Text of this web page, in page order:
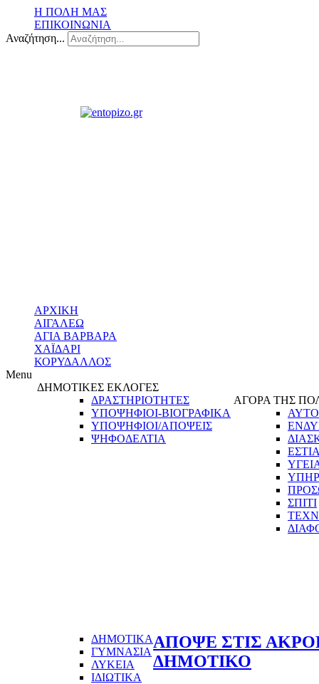
Η ΠΟΛΗ ΜΑΣ
ΕΠΙΚΟΙΝΩΝΙΑ
Αναζήτηση...
ΑΡΧΙΚΗ
ΑΙΓΑΛΕΩ
ΑΓΙΑ ΒΑΡΒΑΡΑ
ΧΑΪΔΑΡΙ
ΚΟΡΥΔΑΛΛΟΣ
Menu
ΔΗΜΟΤΙΚΕΣ ΕΚΛΟΓΕΣ
ΔΡΑΣΤΗΡΙΟΤΗΤΕΣ
ΥΠΟΨΗΦΙΟΙ-ΒΙΟΓΡΑΦΙΚΑ
ΥΠΟΨΗΦΙΟΙ/ΑΠΟΨΕΙΣ
ΨΗΦΟΔΕΛΤΙΑ
ΑΓΟΡΑ ΤΗΣ
ΣΠΙΤΙ
ΔΗΜΟΤΙΚΑ
ΓΥΜΝΑΣΙΑ
ΛΥΚΕΙΑ
ΙΔΙΩΤΙΚΑ
ΑΠΟΨΕ ΣΤΙΣ
ΔΗΜΟΤΙΚΟ